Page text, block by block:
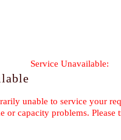
Formular wird geladen...
Kommentar-Feed für diesen